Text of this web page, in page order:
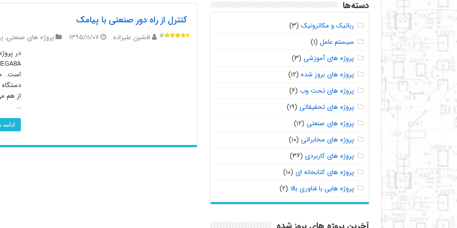
کنترل از راه دور صنعتی با پیامک
افشین علیزاده ۱۳۹۵/۱۱/۰۷ پروژه های صنعتی,
در
از هم
…
دسته‌ها
رباتیک و مکاترونیک (۳)
سیستم عامل (۱)
پروژه های آموزشی (۳)
پروژه های بروز شده (۱۲)
پروژه های تحت وب (۶)
پروژه های تحقیقاتی (۱۹)
پروژه های صنعتی (۱۲)
پروژه های مخابراتی (۱۰)
پروژه های کاربردی (۳۶)
پروژه های کتابخانه ای (۱۰)
پروژه هایی با فناوری بالا (۲)